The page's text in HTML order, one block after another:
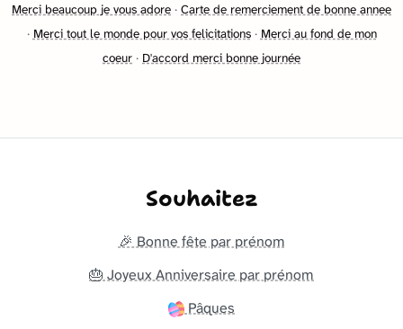
Merci beaucoup je vous adore · Carte de remerciement de bonne annee
· Merci tout le monde pour vos felicitations· Merci au fond de mon
coeur · D'accord merci bonne journée
Souhaitez
🎉 Bonne fête par prénom
🎂 Joyeux Anniversaire par prénom
Pâques